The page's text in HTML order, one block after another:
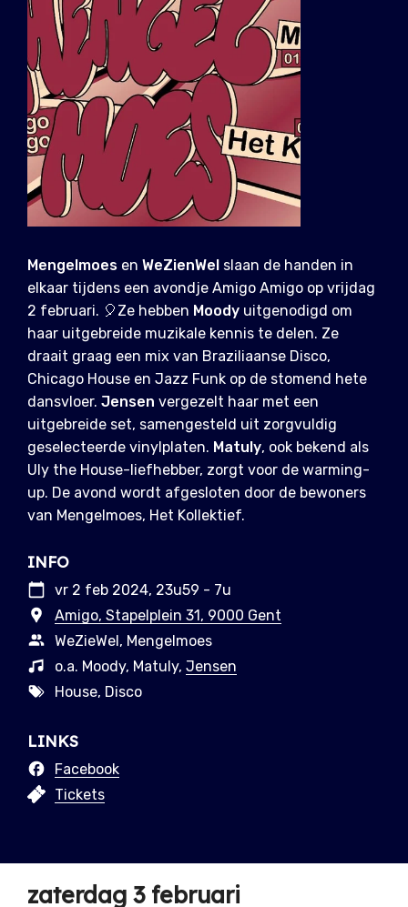
Mengelmoes en WeZienWel slaan de handen in
elkaar tijdens een avondje Amigo Amigo op vrijdag
2 februari. 🎈Ze hebben Moody uitgenodigd om
haar uitgebreide muzikale kennis te delen. Ze
draait graag een mix van Braziliaanse Disco,
Chicago House en Jazz Funk op de stomend hete
dansvloer. Jensen vergezelt haar met een
uitgebreide set, samengesteld uit zorgvuldig
geselecteerde vinylplaten. Matuly, ook bekend als
Uly the House-liefhebber, zorgt voor de warming-
up. De avond wordt afgesloten door de bewoners
van Mengelmoes, Het Kollektief.
INFO
vr 2 feb 2024, 23u59 - 7u
Amigo, Stapelplein 31, 9000 Gent
WeZieWel, Mengelmoes
o.a. Moody, Matuly, Jensen
House, Disco
LINKS
Facebook
Tickets
zaterdag 3 februari